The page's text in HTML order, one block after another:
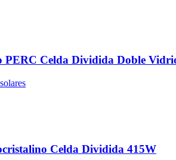
PERC Celda Dividida Doble
Celda Dividida 415W